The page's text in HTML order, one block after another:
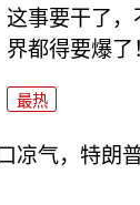
这事要干了
界都得要爆了
最热
凉气，特朗